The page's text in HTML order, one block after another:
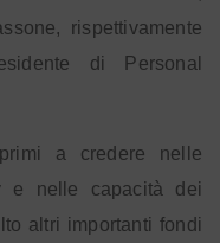
rispettivamente
di Personal
a credere nelle
e nelle capacità dei
altri importanti fondi